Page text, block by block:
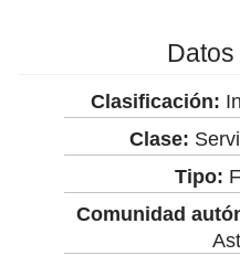
Clasificación:
Clase:
Tipo:
Comunidad